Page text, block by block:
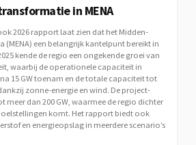
in MENA
2026 rapport laat zien dat het Midden-
(MENA) een belangrijk kantelpunt bereikt in
kende de regio een ongekende groei van
waarbij de operationele capaciteit in
15 GW toenam en de totale capaciteit tot
zonne-energie en wind. De project-
meer dan 200 GW, waarmee de regio dichter
komt. Het rapport biedt ook
en energieopslag in meerdere scenario’s